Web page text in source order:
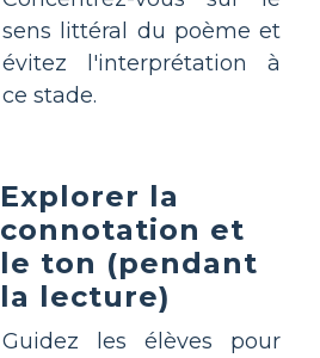
sens littéral du poème et
évitez l'interprétation à
ce stade.
Explorer la
connotation et
le ton (pendant
la lecture)
Guidez les élèves pour